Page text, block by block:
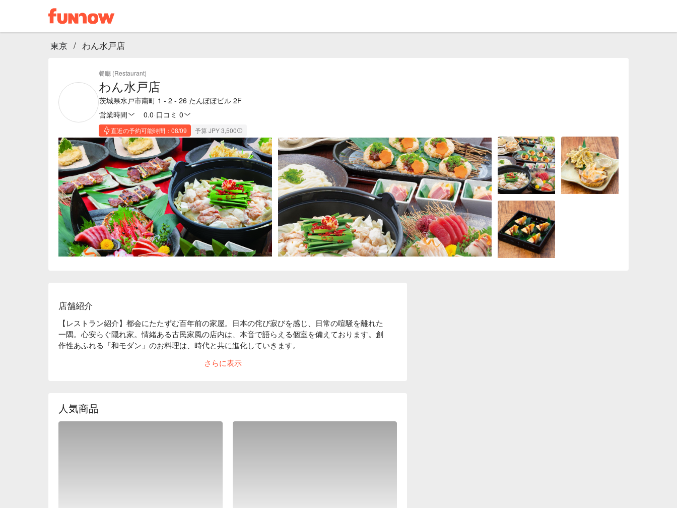
東京 / わん水戸店
餐廳 (Restaurant)
わん水戸店
茨城県水戸市南町 1 - 2 - 26 たんぽぽビル 2F
営業時間
0.0 口コミ 0
直近の予約可能時間：08/09 予算 JPY 3,500
店舗紹介
【レストラン紹介】都会にたたずむ百年前の家屋。日本の侘び寂びを感じ、日常の喧騒を離れた
一隅。心安らぐ隠れ家。情緒ある古民家風の店内は、本音で語らえる個室を備えております。創
作性あふれる「和モダン」のお料理は、時代と共に進化していきます。
内。和情緒のある落ち着いた雰囲気は、私たちのお客様へ対するおもてなしの心と、たくさんの
した。「くいもの屋わん」では、器にも拘っています。「わん」の由来は「椀」から来ていま
す。器も料理の一部と捉え、一部の食器は栃木県益子焼を取り入れ、一つ一つ手作りで作ってい
さらに表示
人気商品